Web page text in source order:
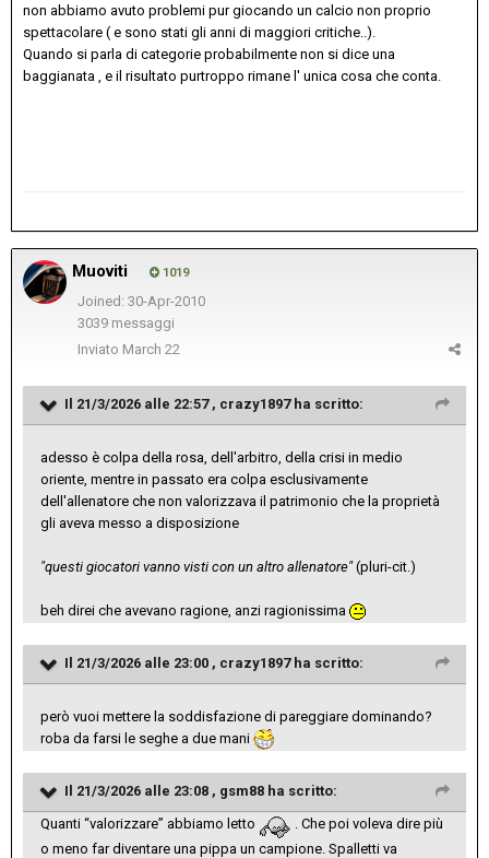
non abbiamo avuto problemi pur giocando un calcio non proprio
spettacolare ( e sono stati gli anni di maggiori critiche..).
Quando si parla di categorie probabilmente non si dice una
baggianata , e il risultato purtroppo rimane l' unica cosa che conta.
Muoviti 1019
Joined: 30-Apr-2010
3039 messaggi
Inviato March 22
Il 21/3/2026 alle 22:57 , crazy1897ha scritto:
adesso è colpa della rosa, dell'arbitro, della crisi in medio
oriente, mentre in passato era colpa esclusivamente
dell'allenatore che non valorizzava il patrimonio che la proprietà
gli aveva messo a disposizione
"questi giocatori vanno visti con un altro allenatore"(pluri-cit.)
beh direi che avevano ragione, anzi ragionissima
Il 21/3/2026 alle 23:00 , crazy1897ha scritto:
però vuoi mettere la soddisfazione di pareggiare dominando?
roba da farsi le seghe a due mani
Il 21/3/2026 alle 23:08 , gsm88 ha scritto:
Quanti “valorizzare” abbiamo letto
. Che poi voleva dire più
o meno far diventare una pippa un campione. Spalletti va